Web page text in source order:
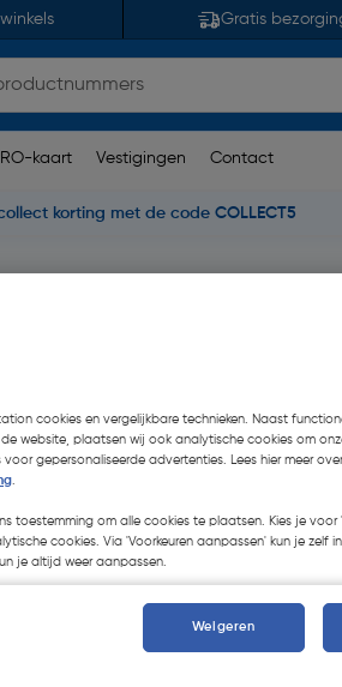
Gratis
kaart Vestigingen Contact
korting met de code COLLECT5
€ 4,00| Excl. btw
Kies productvariant(1)
Selecteer winkel -
cookies en vergelijkbare technieken. Naast
website, plaatsen wij ook analytische cookies om
gepersonaliseerde advertenties. Lees hier meer
.
toestemming om alle cookies te plaatsen. Kies je voor
cookies. Via 'Voorkeuren aanpassen' kun je zelf
je altijd weer aanpassen.
Weigeren